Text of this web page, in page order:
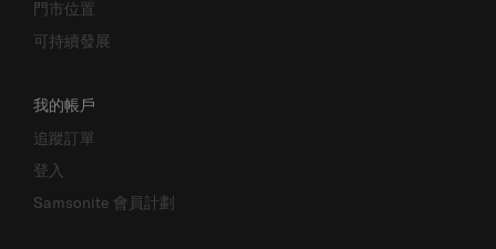
可持續發展
追蹤訂單
登入
Samsonite 會員計劃